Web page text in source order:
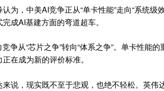
为，中美AI竞争正从“单卡性能”走向“系统
成AI基建方面的弯道超车。
争从“芯片之争”转向“体系之争”。单卡性能
在成为新的评价标准。
来说，现实既不至于悲观，也绝不轻松。英